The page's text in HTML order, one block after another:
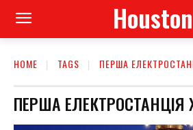
Houston
HOME TAGS ПЕРША
ПЕРША